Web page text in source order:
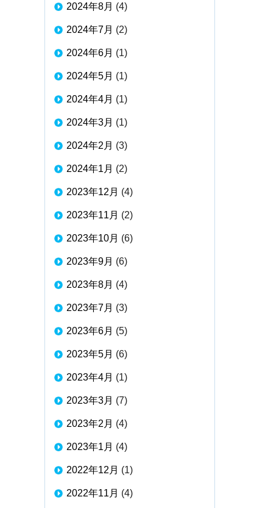
2024年8月 (4)
2024年7月 (2)
2024年6月 (1)
2024年5月 (1)
2024年4月 (1)
2024年3月 (1)
2024年2月 (3)
2024年1月 (2)
2023年12月 (4)
2023年11月 (2)
2023年10月 (6)
2023年9月 (6)
2023年8月 (4)
2023年7月 (3)
2023年6月 (5)
2023年5月 (6)
2023年4月 (1)
2023年3月 (7)
2023年2月 (4)
2023年1月 (4)
2022年12月 (1)
2022年11月 (4)